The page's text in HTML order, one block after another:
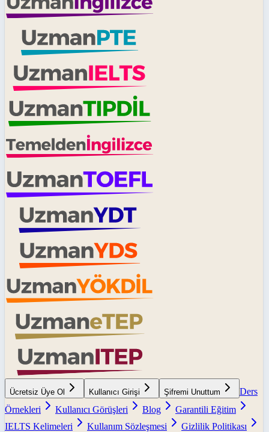
Ücretsiz Üye Ol Kullanıcı Girişi Şifremi Unuttum
Ders
Örnekleri
Kullanıcı Görüşleri Blog
Garantili Eğitim
IELTS Kelimeleri
Kullanım Sözleşmesi
Gizlilik Politikası